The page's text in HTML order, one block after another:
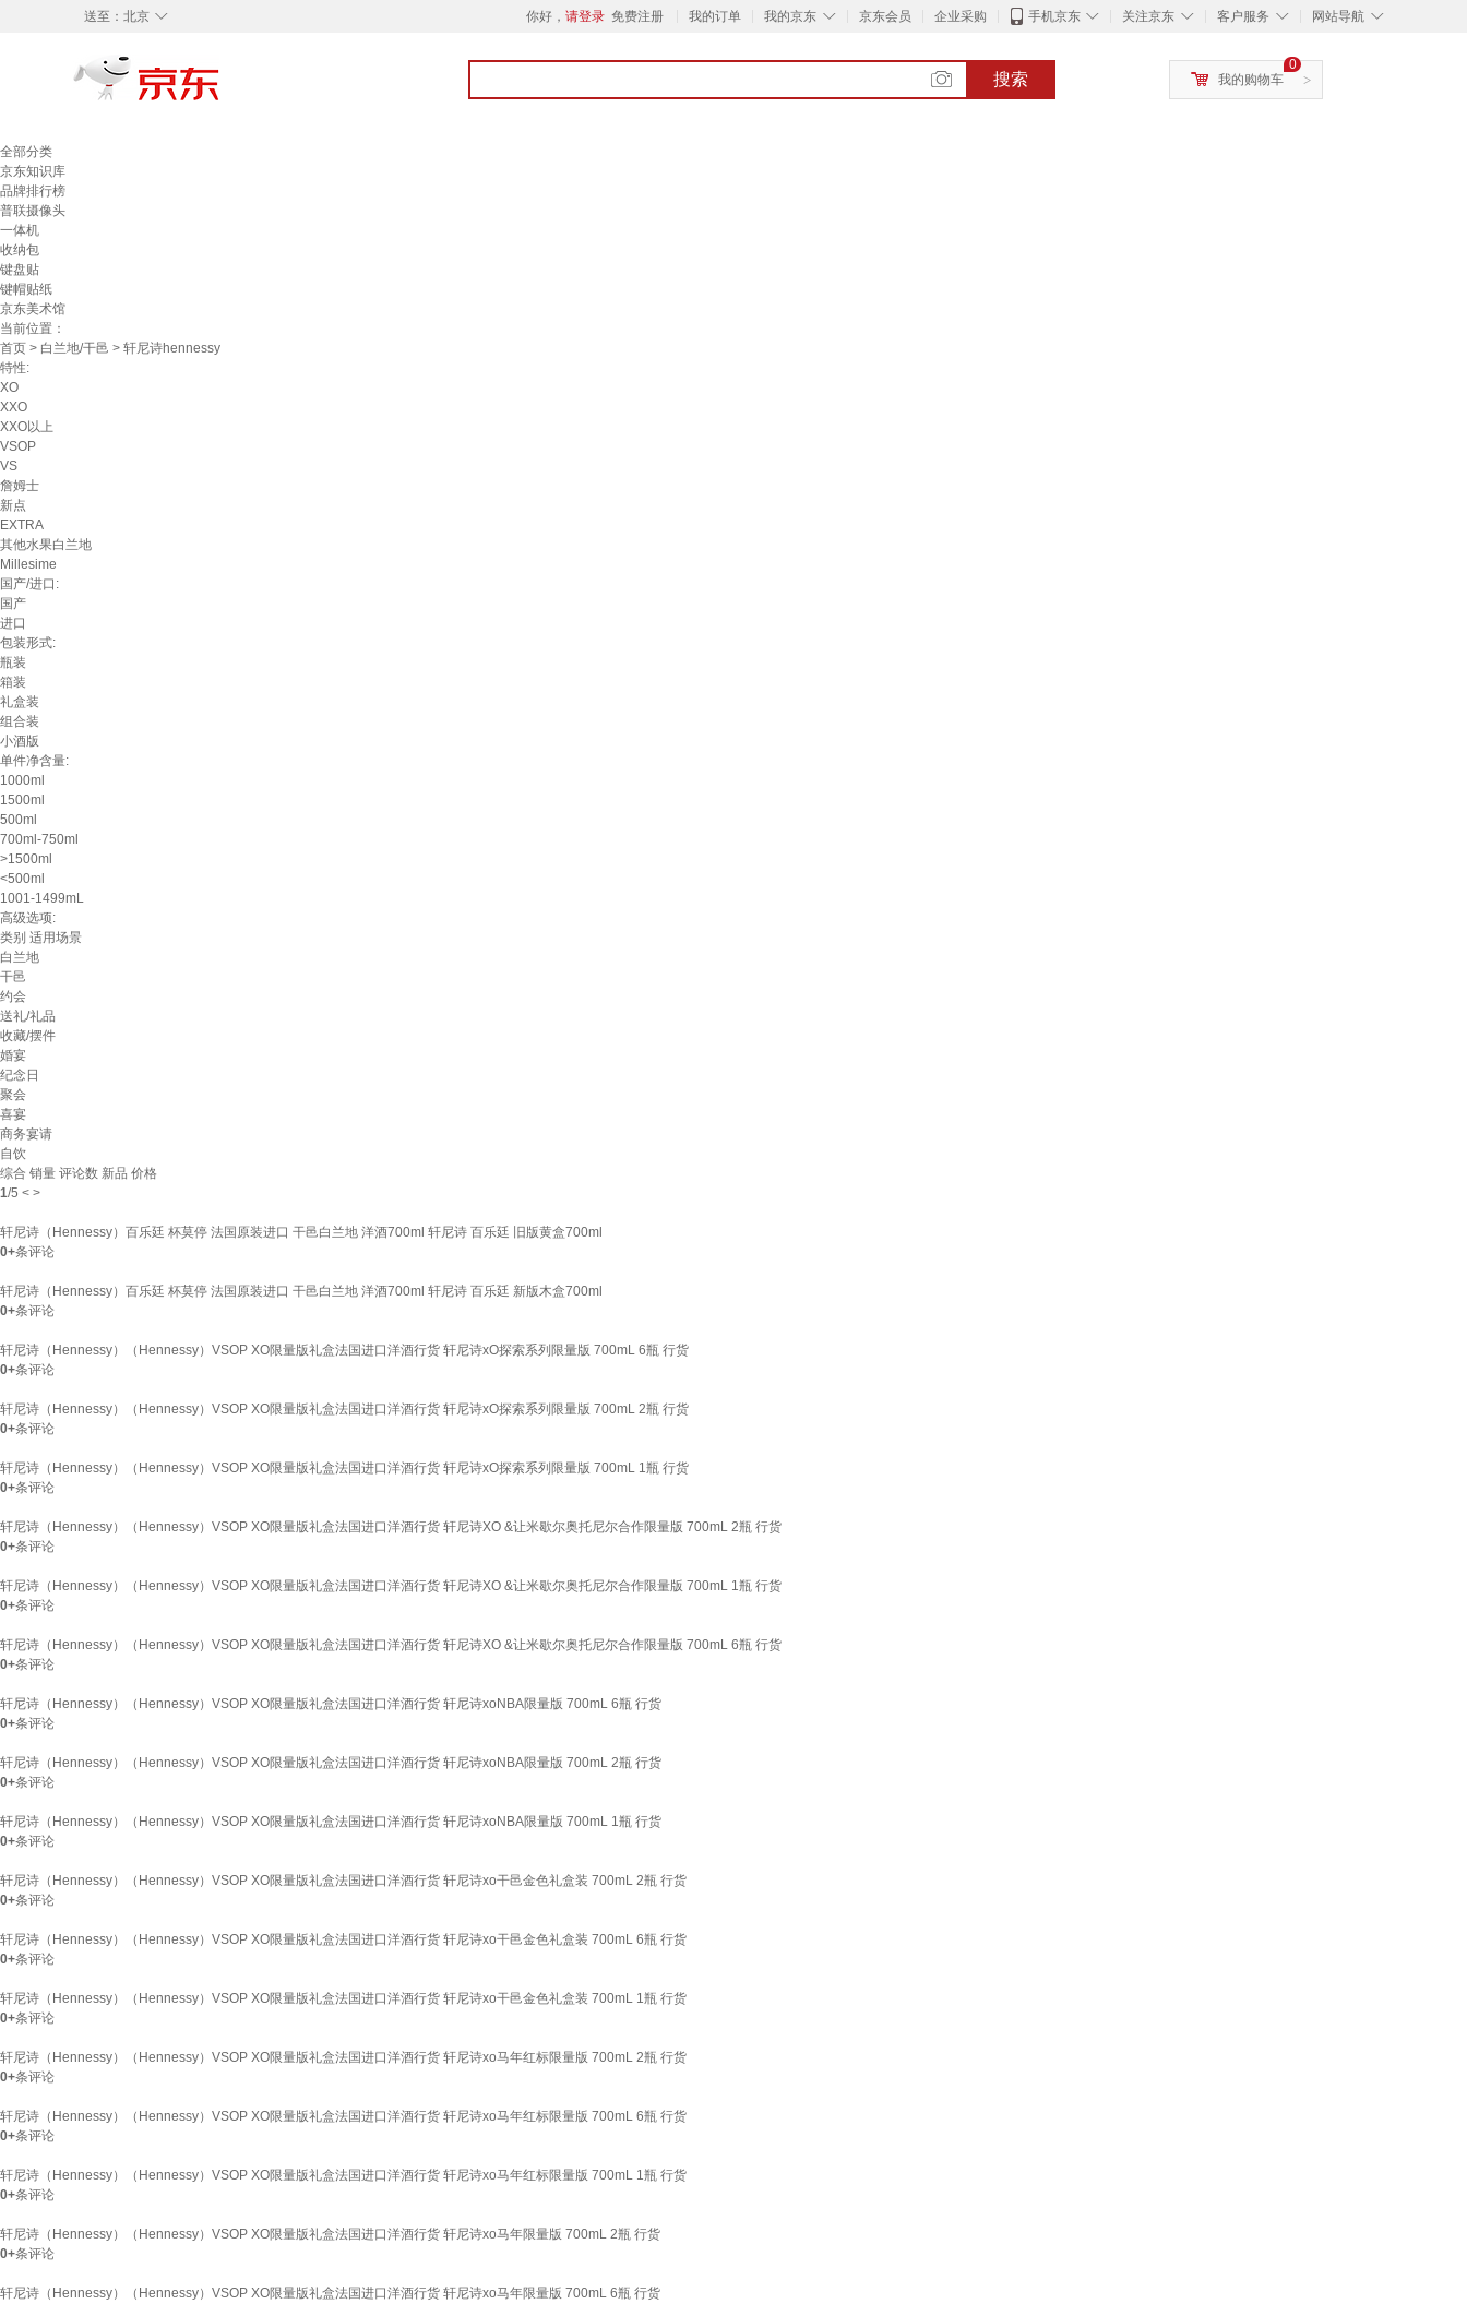
◇
送至： 北京 你好， 请登录 免费注册 我的订单 ◇
我的京东 京东会员 企业采购 ◇
手机京东 ◇
关注京东 ◇
客户服务 ◇
网站导航
搜索 >
0
我的购物车
全部分类
京东知识库
品牌排行榜
普联摄像头
一体机
收纳包
键盘贴
键帽贴纸
京东美术馆
当前位置：
首页 > 白兰地/干邑 > 轩尼诗hennessy
特性:
XO
XXO
XXO以上
VSOP
VS
詹姆士
新点
EXTRA
其他水果白兰地
Millesime
国产/进口:
国产
进口
包装形式:
瓶装
箱装
礼盒装
组合装
小酒版
单件净含量:
1000ml
1500ml
500ml
700ml-750ml
>1500ml
<500ml
1001-1499mL
高级选项:
类别 适用场景
白兰地
干邑
约会
送礼/礼品
收藏/摆件
婚宴
纪念日
聚会
喜宴
商务宴请
自饮
综合 销量 评论数 新品 价格
1/5 < >
轩尼诗（Hennessy）百乐廷 杯莫停 法国原装进口 干邑白兰地 洋酒700ml 轩尼诗 百乐廷 旧版黄盒700ml
0+条评论
轩尼诗（Hennessy）百乐廷 杯莫停 法国原装进口 干邑白兰地 洋酒700ml 轩尼诗 百乐廷 新版木盒700ml
0+条评论
轩尼诗（Hennessy）（Hennessy）VSOP XO限量版礼盒法国进口洋酒行货 轩尼诗xO探索系列限量版 700mL 6瓶 行货
0+条评论
轩尼诗（Hennessy）（Hennessy）VSOP XO限量版礼盒法国进口洋酒行货 轩尼诗xO探索系列限量版 700mL 2瓶 行货
0+条评论
轩尼诗（Hennessy）（Hennessy）VSOP XO限量版礼盒法国进口洋酒行货 轩尼诗xO探索系列限量版 700mL 1瓶 行货
0+条评论
轩尼诗（Hennessy）（Hennessy）VSOP XO限量版礼盒法国进口洋酒行货 轩尼诗XO &让米歇尔奥托尼尔合作限量版 700mL 2瓶 行货
0+条评论
轩尼诗（Hennessy）（Hennessy）VSOP XO限量版礼盒法国进口洋酒行货 轩尼诗XO &让米歇尔奥托尼尔合作限量版 700mL 1瓶 行货
0+条评论
轩尼诗（Hennessy）（Hennessy）VSOP XO限量版礼盒法国进口洋酒行货 轩尼诗XO &让米歇尔奥托尼尔合作限量版 700mL 6瓶 行货
0+条评论
轩尼诗（Hennessy）（Hennessy）VSOP XO限量版礼盒法国进口洋酒行货 轩尼诗xoNBA限量版 700mL 6瓶 行货
0+条评论
轩尼诗（Hennessy）（Hennessy）VSOP XO限量版礼盒法国进口洋酒行货 轩尼诗xoNBA限量版 700mL 2瓶 行货
0+条评论
轩尼诗（Hennessy）（Hennessy）VSOP XO限量版礼盒法国进口洋酒行货 轩尼诗xoNBA限量版 700mL 1瓶 行货
0+条评论
轩尼诗（Hennessy）（Hennessy）VSOP XO限量版礼盒法国进口洋酒行货 轩尼诗xo干邑金色礼盒装 700mL 2瓶 行货
0+条评论
轩尼诗（Hennessy）（Hennessy）VSOP XO限量版礼盒法国进口洋酒行货 轩尼诗xo干邑金色礼盒装 700mL 6瓶 行货
0+条评论
轩尼诗（Hennessy）（Hennessy）VSOP XO限量版礼盒法国进口洋酒行货 轩尼诗xo干邑金色礼盒装 700mL 1瓶 行货
0+条评论
轩尼诗（Hennessy）（Hennessy）VSOP XO限量版礼盒法国进口洋酒行货 轩尼诗xo马年红标限量版 700mL 2瓶 行货
0+条评论
轩尼诗（Hennessy）（Hennessy）VSOP XO限量版礼盒法国进口洋酒行货 轩尼诗xo马年红标限量版 700mL 6瓶 行货
0+条评论
轩尼诗（Hennessy）（Hennessy）VSOP XO限量版礼盒法国进口洋酒行货 轩尼诗xo马年红标限量版 700mL 1瓶 行货
0+条评论
轩尼诗（Hennessy）（Hennessy）VSOP XO限量版礼盒法国进口洋酒行货 轩尼诗xo马年限量版 700mL 2瓶 行货
0+条评论
轩尼诗（Hennessy）（Hennessy）VSOP XO限量版礼盒法国进口洋酒行货 轩尼诗xo马年限量版 700mL 6瓶 行货